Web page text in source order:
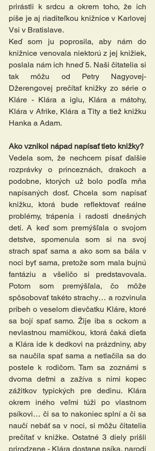
prirástli k srdcu a okrem toho, že ich
píše je aj riaditeľkou knižnice v Karlovej
Vsi v Bratislave.
Keď som ju poprosila, aby nám do
knižnice venovala niektorú z jej knižiek,
poslala nám ich hneď 5. Naši čitatelia si
tak môžu od Petry Nagyovej-
Džerengovej prečítať knižky zo série o
Kláre - Klára a iglu, Klára a mátohy,
Klára v Afrike, Klára a Tity a tiež knižku
Hanka a Adam.
Ako vznikol nápad napísať tieto knižky?
Vedela som, že nechcem písať ďalšie
rozprávky o princeznách, drakoch a
podobne, ktorých už bolo podľa mňa
napísaných dosť. Chcela som napísať
knižku, ktorá bude reflektovať reálne
problémy, trápenia i radosti dnešných
detí. A keď som premýšľala o svojom
detstve, spomenula som si na svoj
strach spať sama a ako som sa bála v
noci byť sama, pretože som mala bujnú
fantáziu a všeličo si predstavovala.
Potom som premýšľala, čo môže
spôsobovať takéto strachy… a rozvinula
príbeh o veselom dievčatku Kláre, ktoré
sa bojí spať samo. Žije iba s ockom a
nevlastnou mamičkou, ktorá čaká dieťa
a Klára ide k dedkovi na prázdniny, aby
sa naučila spať sama a netlačila sa do
postele k rodičom. Tam sa zoznámi s
dvoma deťmi a zažíva s nimi kopec
zážitkov typických pre dedinu. Klára
okrem iného veľmi túži po vlastnom
psíkovi… či sa to nakoniec splní a či sa
naučí nebáť sa v noci, si môžu čitatelia
prečítať v knižke. Ostatné 3 diely prišli
prirodzene - Klára dostane psíka, narodí